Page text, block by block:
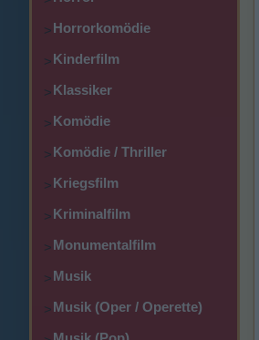
>Horrorkomödie
>Kinderfilm
>Klassiker
>Komödie
>Komödie / Thriller
>Kriegsfilm
>Kriminalfilm
>Monumentalfilm
>Musik
>Musik (Oper / Operette)